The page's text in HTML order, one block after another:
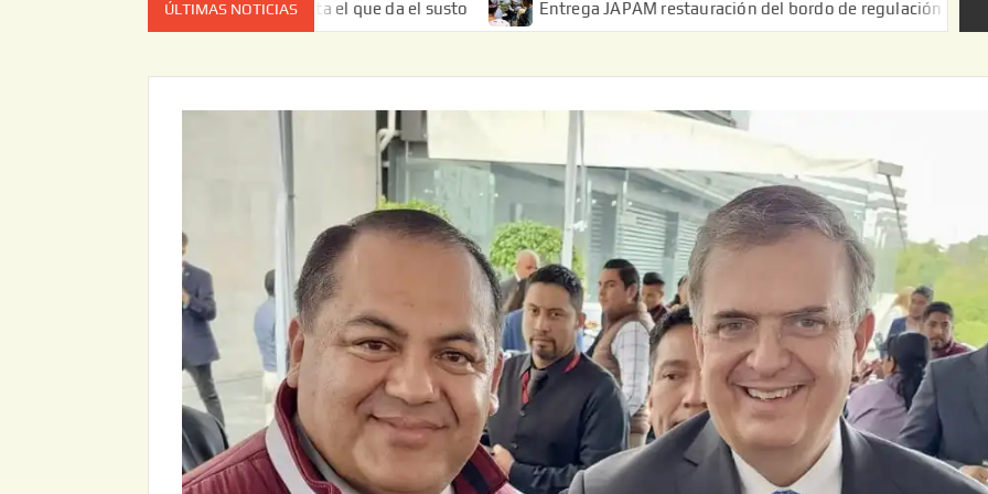
ÚLTIMAS NOTICIAS
vez no es el estado de cuenta el que da el susto Entrega JAPAM restauración del bordo de regulación en el Ejido de